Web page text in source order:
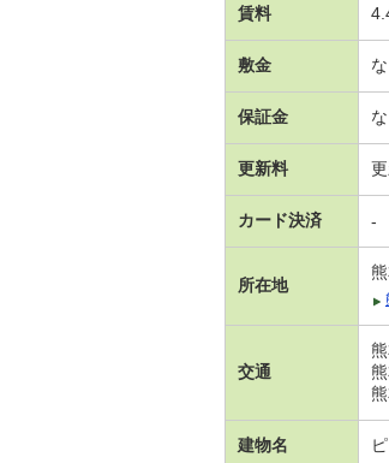
賃料
敷金
保証金
更新料
カード決済 -
所在地
交通
建物名